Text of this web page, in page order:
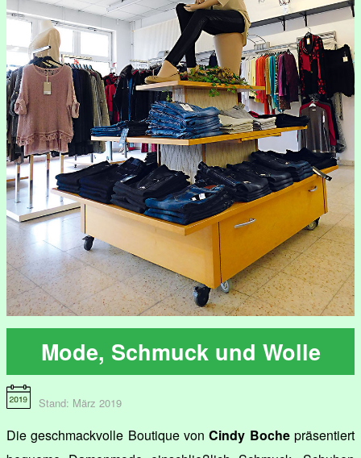
Mode, Schmuck und Wolle
Stand: März 2019
Die geschmackvolle Boutique vonCindy Bochepräsentiert